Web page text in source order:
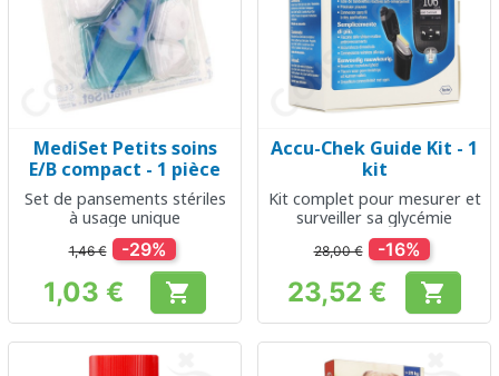
MediSet Petits soins
E/B compact - 1 pièce
Set de pansements stériles
à usage unique
1,46 € -29%
Prix
1,03 € 
Accu-Chek Guide Kit - 1
kit
Kit complet pour mesurer et
surveiller sa glycémie
28,00 € -16%
Prix
23,52 € 